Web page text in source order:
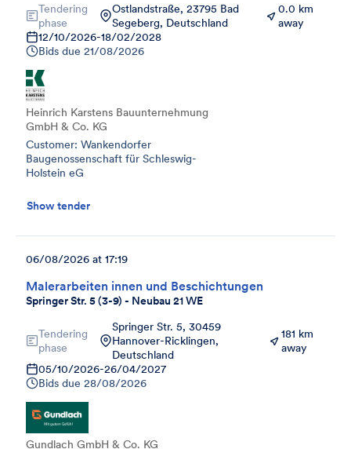
Tendering
phase
Ostlandstraße, 23795 Bad
Segeberg, Deutschland
0.0 km
away
12/10/2026-18/02/2028
Bids due 21/08/2026
Heinrich Karstens Bauunternehmung
GmbH & Co. KG
Customer: Wankendorfer
Baugenossenschaft für Schleswig-
Holstein eG
Show tender
Malerarbeiten innen und Beschichtungen
Springer Str. 5 (3-9) - Neubau 21 WE
06/08/2026 at 17:19
Tendering
phase
Springer Str. 5, 30459
Hannover-Ricklingen,
Deutschland
181 km
away
05/10/2026-26/04/2027
Bids due 28/08/2026
Gundlach GmbH & Co. KG